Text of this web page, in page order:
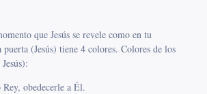
que Jesús se revele como en tu
(Jesús) tiene 4 colores. Colores de los
Rey, obedecerle a Él.